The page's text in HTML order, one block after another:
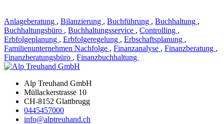
Anlageberatung , Bilanzierung , Buchführung , Buchhaltung ,
Buchhaltungsbüro , Buchhaltungsservice , Controlling ,
Erbfolgeplanung , Erbfolgeregelung , Erbschaftsplanung ,
Familienunternehmen Nachfolge , Finanzanalyse , Finanzberatung ,
Finanzberatungsbüro , Finanzbuchhaltung
Alp Treuhand GmbH
Müllackerstrasse 10
CH-8152 Glattbrugg
0445457000
info@alptreuhand.ch